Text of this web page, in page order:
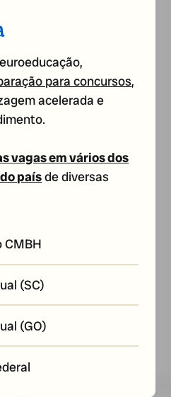
para concursos,
acelerada e
vagas em vários dos
paísde diversas
CMBH
(SC)
(GO)